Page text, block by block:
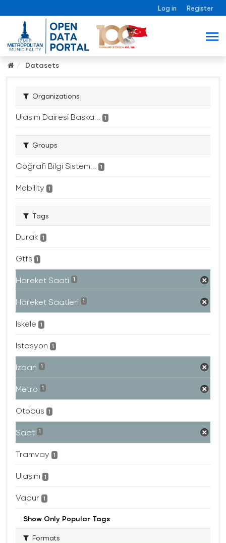
Log in Register
Datasets
Organizations
Ulaşım Dairesi Başka... 1
Groups
Coğrafi Bilgi Sistem... 1
Mobility 1
Tags
Durak 1
Gtfs 1
Hareket Saati 1
Hareket Saatleri 1
Iskele 1
Istasyon 1
Izban 1
Metro 1
Otobüs 1
Saat 1
Tramvay 1
Ulaşım 1
Vapur 1
Show Only Popular Tags
Formats